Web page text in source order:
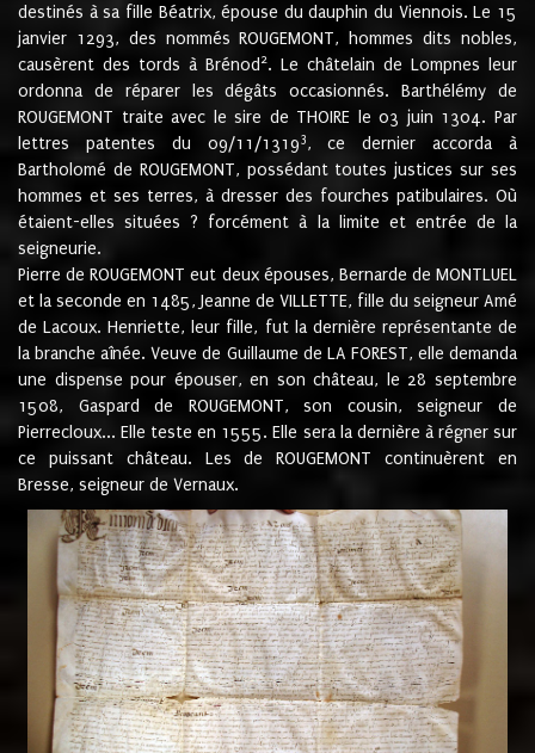
destinés à sa fille Béatrix, épouse du dauphin du Viennois. Le 15
janvier 1293, des nommés ROUGEMONT, hommes dits nobles,
causèrent des tords à Brénod 2. Le châtelain de Lompnes leur
ordonna de réparer les dégâts occasionnés. Barthélémy de
ROUGEMONT traite avec le sire de THOIRE le 03 juin 1304. Par
lettres patentes du 09/11/13193, ce dernier accorda à
Bartholomé de ROUGEMONT, possédant toutes justices sur ses
hommes et ses terres, à dresser des fourches patibulaires. Où
étaient-elles situées ? forcément à la limite et entrée de la
seigneurie.
Pierre de ROUGEMONT eut deux épouses, Bernarde de MONTLUEL
et la seconde en 1485, Jeanne de VILLETTE, fille du seigneur Amé
de Lacoux. Henriette, leur fille, fut la dernière représentante de
la branche aînée. Veuve de Guillaume de LA FOREST, elle demanda
une dispense pour épouser, en son château, le 28 septembre
1508, Gaspard de ROUGEMONT, son cousin, seigneur de
Pierrecloux... Elle teste en 1555. Elle sera la dernière à régner sur
ce puissant château. Les de ROUGEMONT continuèrent en
Bresse, seigneur de Vernaux.